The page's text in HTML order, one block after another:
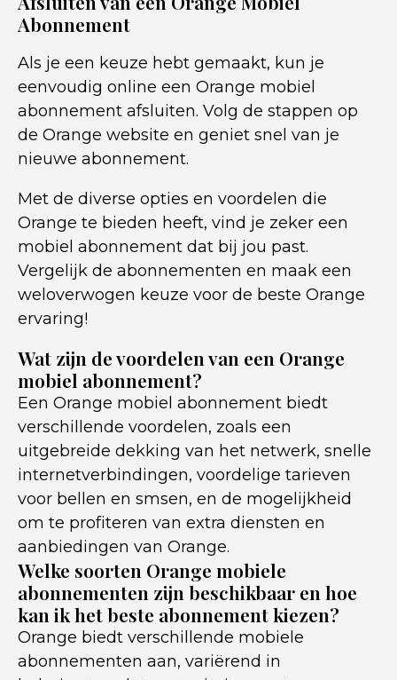
Abonnement
Als je een keuze hebt gemaakt, kun je
eenvoudig online een Orange mobiel
abonnement afsluiten. Volg de stappen op
de Orange website en geniet snel van je
nieuwe abonnement.
Met de diverse opties en voordelen die
Orange te bieden heeft, vind je zeker een
mobiel abonnement dat bij jou past.
Vergelijk de abonnementen en maak een
weloverwogen keuze voor de beste Orange
ervaring!
Wat zijn de voordelen van een Orange
mobiel abonnement?
Een Orange mobiel abonnement biedt
verschillende voordelen, zoals een
uitgebreide dekking van het netwerk, snelle
internetverbindingen, voordelige tarieven
voor bellen en smsen, en de mogelijkheid
om te profiteren van extra diensten en
aanbiedingen van Orange.
Welke soorten Orange mobiele
abonnementen zijn beschikbaar en hoe
kan ik het beste abonnement kiezen?
Orange biedt verschillende mobiele
abonnementen aan, variërend in